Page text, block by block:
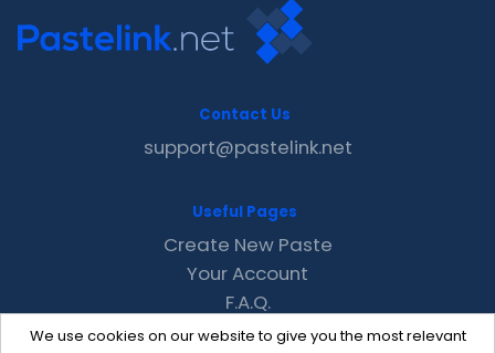
We use cookies on our website to give you the most relevant
Contact Us
support@pastelink.net
Useful Pages
Create New Paste
Your Account
F.A.Q.
Recent